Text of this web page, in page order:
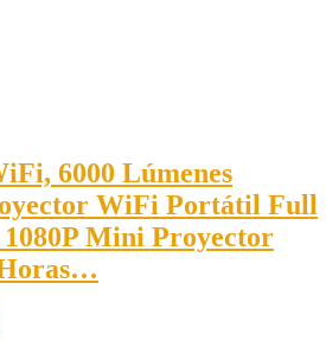
6000 Lúmenes
WiFi Portátil Full
Mini Proyector